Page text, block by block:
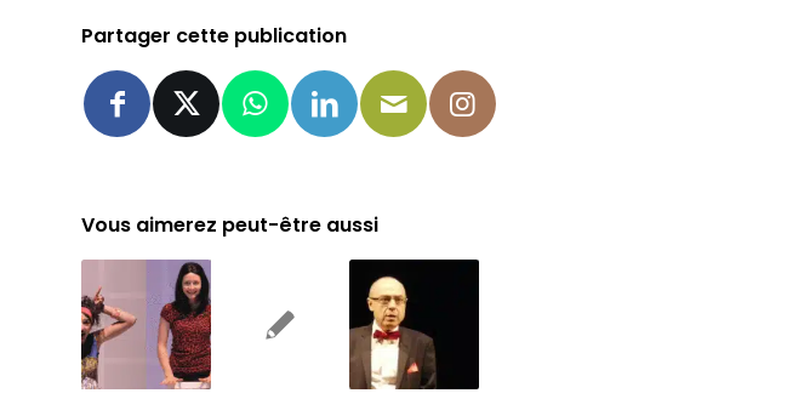
Partager cette publication
Vous aimerez peut-être aussi